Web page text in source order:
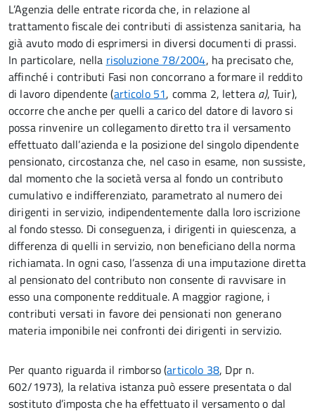
L’Agenzia delle entrate ricorda che, in relazione al
trattamento fiscale dei contributi di assistenza sanitaria, ha
già avuto modo di esprimersi in diversi documenti di prassi.
In particolare, nella risoluzione 78/2004, ha precisato che,
affinché i contributi Fasi non concorrano a formare il reddito
di lavoro dipendente (articolo 51, comma 2, lettera a), Tuir),
occorre che anche per quelli a carico del datore di lavoro si
possa rinvenire un collegamento diretto tra il versamento
effettuato dall’azienda e la posizione del singolo dipendente
pensionato, circostanza che, nel caso in esame, non sussiste,
dal momento che la società versa al fondo un contributo
cumulativo e indifferenziato, parametrato al numero dei
dirigenti in servizio, indipendentemente dalla loro iscrizione
al fondo stesso. Di conseguenza, i dirigenti in quiescenza, a
differenza di quelli in servizio, non beneficiano della norma
richiamata. In ogni caso, l’assenza di una imputazione diretta
al pensionato del contributo non consente di ravvisare in
esso una componente reddituale. A maggior ragione, i
contributi versati in favore dei pensionati non generano
materia imponibile nei confronti dei dirigenti in servizio.
Per quanto riguarda il rimborso (articolo 38, Dpr n.
602/1973), la relativa istanza può essere presentata o dal
sostituto d’imposta che ha effettuato il versamento o dal